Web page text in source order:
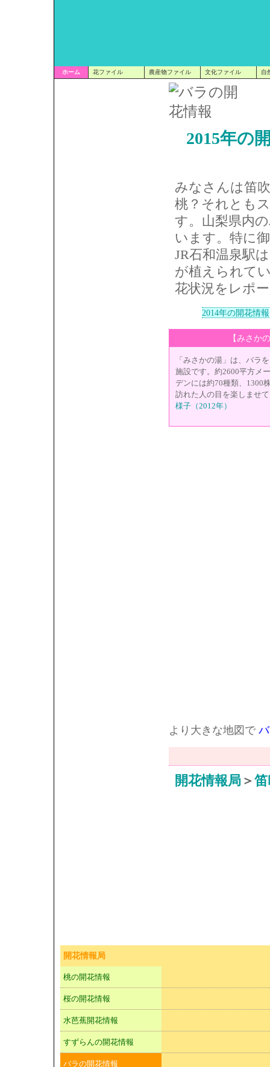
ホーム 自
文化ファイル
農産物ファイル
花ファイル
2015年の
みなさんは笛
桃？それとも
す。山梨県内
います。特に
JR石和温泉駅
が植えられて
花状況をレポ
2014年の開花情報
【みさか
「みさかの湯」は、バラ
施設です。約2600平方メ
デンには約70種類、1300
訪れた人の目を楽しませ
様子（2012年）
より大きな地図で
開花情報局 ＞
開花情報局
桃の開花情報
桜の開花情報
水芭蕉開花情報
すずらんの開花情報
バラの開花情報